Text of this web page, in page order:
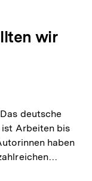
wir
deutsche
ist Arbeiten bis
haben